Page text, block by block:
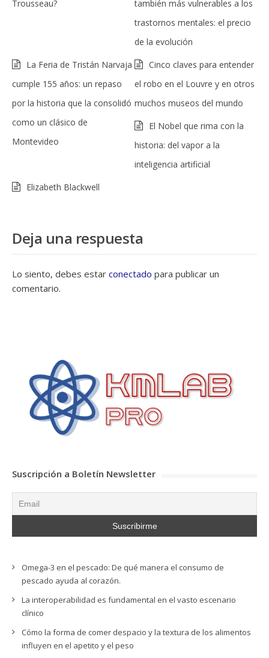
Trousseau?
también más vulnerables a los
trastornos mentales: el precio
de la evolución
La Feria de Tristán Narvaja
cumple 155 años: un repaso
por la historia que la consolidó
como un clásico de
Montevideo
Cinco claves para entender
el robo en el Louvre y en otros
muchos museos del mundo
El Nobel que rima con la
historia: del vapor a la
inteligencia artificial
Elizabeth Blackwell
Deja una respuesta
Lo siento, debes estar conectado para publicar un
comentario.
Suscripción a Boletín Newsletter
Omega-3 en el pescado: De qué manera el consumo de
pescado ayuda al corazón.
La interoperabilidad es fundamental en el vasto escenario
clínico
Cómo la forma de comer despacio y la textura de los alimentos
influyen en el apetito y el peso